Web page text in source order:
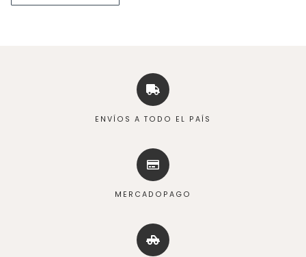
ENVÍOS A TODO EL PAÍS
MERCADOPAGO